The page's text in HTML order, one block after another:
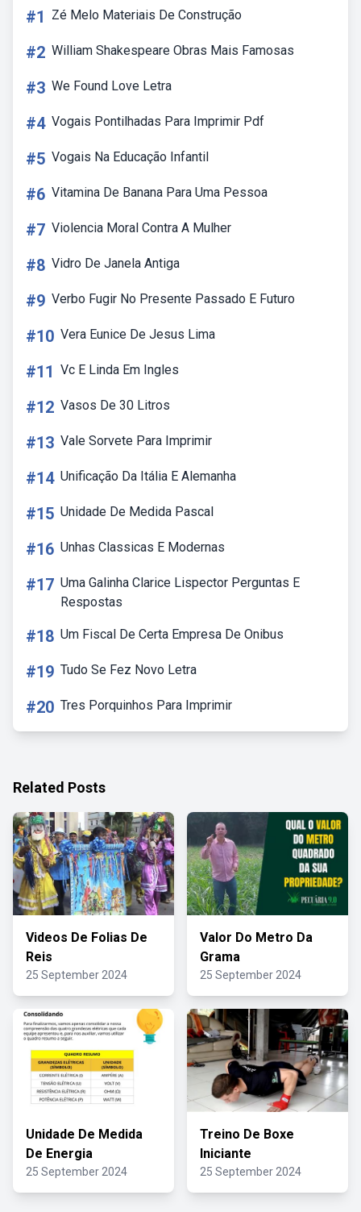
#1 Zé Melo Materiais De Construção
#2 William Shakespeare Obras Mais Famosas
#3 We Found Love Letra
#4 Vogais Pontilhadas Para Imprimir Pdf
#5 Vogais Na Educação Infantil
#6 Vitamina De Banana Para Uma Pessoa
#7 Violencia Moral Contra A Mulher
#8 Vidro De Janela Antiga
#9 Verbo Fugir No Presente Passado E Futuro
#10 Vera Eunice De Jesus Lima
#11 Vc E Linda Em Ingles
#12 Vasos De 30 Litros
#13 Vale Sorvete Para Imprimir
#14 Unificação Da Itália E Alemanha
#15 Unidade De Medida Pascal
#16 Unhas Classicas E Modernas
#17 Uma Galinha Clarice Lispector Perguntas E
Respostas
#18 Um Fiscal De Certa Empresa De Onibus
#19 Tudo Se Fez Novo Letra
#20 Tres Porquinhos Para Imprimir
Related Posts
Videos De Folias De
Reis
25 September 2024
Valor Do Metro Da
Grama
25 September 2024
Unidade De Medida
De Energia
25 September 2024
Treino De Boxe
Iniciante
25 September 2024